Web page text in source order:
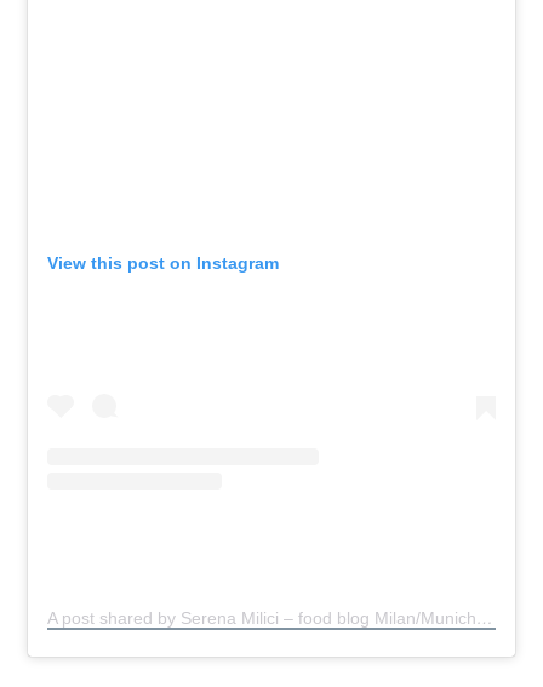
View this post on Instagram
A post shared by Serena Milici – food blog Milan/Munich